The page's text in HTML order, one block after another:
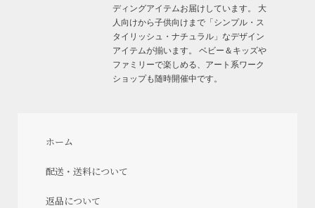
ディングアイテムお届けしています。 大
人向けから子供向けまで「シンプル・ス
タイリッシュ・ナチュラル」なデザイン
アイテムが揃います。 ベビー＆キッズや
ファミリーで楽しめる、アート系ワーク
ショップも随時開催中です。
ホーム
配送・送料について
返品について